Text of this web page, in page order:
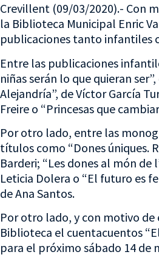
Crevillent (09/03/2020).- Con
la Biblioteca Municipal Enric
publicaciones tanto infantiles
Entre las publicaciones
niñas serán lo que quieran
Alejandría”, de Víctor García
Freire o “Princesas que
Por otro lado, entre las
títulos como “Dones úniques.
Barderi; “Les dones al món de
Leticia Dolera o “El futuro es
de Ana Santos.
Por otro lado, y con motivo
Biblioteca el cuentacuentos
para el próximo sábado 14 de